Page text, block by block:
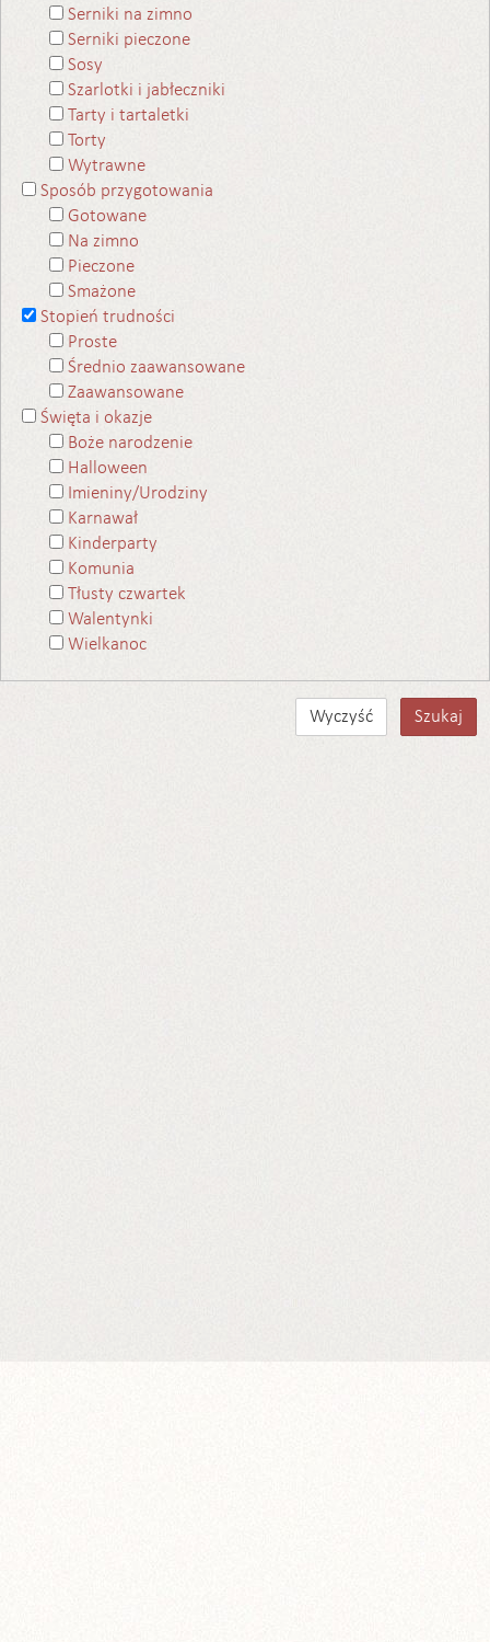
Serniki na zimno
Serniki pieczone
Sosy
Szarlotki i jabłeczniki
Tarty i tartaletki
Torty
Wytrawne
Sposób przygotowania
Gotowane
Na zimno
Pieczone
Smażone
Stopień trudności
Proste
Średnio zaawansowane
Zaawansowane
Święta i okazje
Boże narodzenie
Halloween
Imieniny/Urodziny
Karnawał
Kinderparty
Komunia
Tłusty czwartek
Walentynki
Wielkanoc